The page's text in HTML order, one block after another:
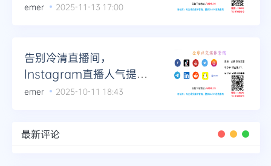
emer 2025-11-13 17:00
告别冷清直播间，
Instagram直播人气提升
实战案例
emer 2025-10-11 18:43
最新评论